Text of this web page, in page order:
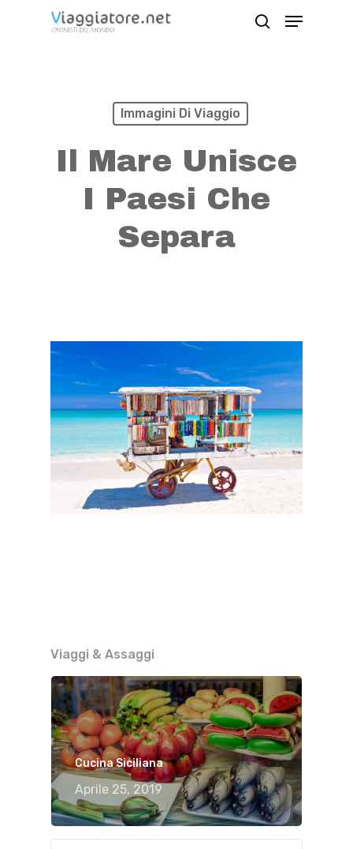
Menu
Immagini Di Viaggio
Il Mare Unisce
I Paesi Che
Separa
Viaggi & Assaggi
Cucina Siciliana
Aprile 25, 2019